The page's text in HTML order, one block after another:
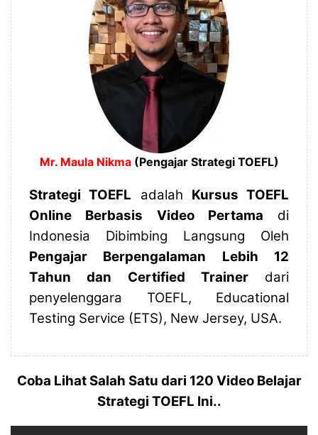
Mr. Maula Nikma (Pengajar Strategi TOEFL)
Strategi TOEFL adalah Kursus TOEFL
Online Berbasis Video Pertama di
Indonesia Dibimbing Langsung Oleh
Pengajar Berpengalaman Lebih 12
Tahun dan Certified Trainerdari
penyelenggara TOEFL, Educational
Testing Service (ETS), New Jersey, USA.
Coba Lihat Salah Satu dari 120 Video Belajar
Strategi TOEFL Ini..